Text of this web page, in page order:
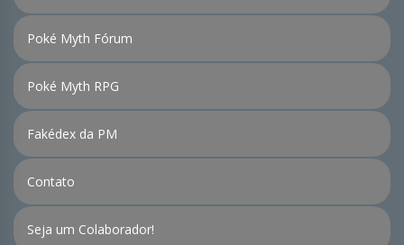
Poké Myth Fórum
Poké Myth RPG
Fakédex da PM
Contato
Seja um Colaborador!